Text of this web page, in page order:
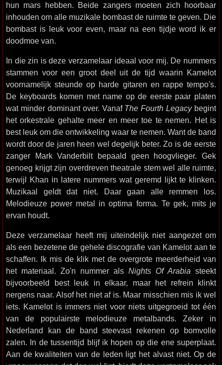
hun mars hebben. Beide zangers moeten zich hoorbaar
inhouden om alle muzikale bombast de ruimte te geven. Die
bombast is leuk voor even, maar na een tijdje word ik er
doodmoe van.
In die zin is deze verzamelaar ideaal voor mij. De nummers
stammen voor een groot deel uit de tijd waarin Kamelot
voornamelijk steunde op harde gitaren en rappe tempo's.
De keyboards komen met name op de eerste paar platen
wat minder dominant over. Vanaf The Fourth Legacybegint
het orkestrale gehalte meer en meer toe te nemen. Het is
best leuk om die ontwikkeling waar te nemen. Want de band
wordt door de jaren heen wel degelijk beter. Zo is de eerste
zanger Mark Vanderbilt bepaald geen hoogvlieger. Gek
genoeg krijgt zijn overdreven theatrale stem wel alle ruimte,
terwijl Khan in latere nummers wat geremd lijkt te klinken.
Muzikaal geldt dat niet. Daar gaan alle remmen los.
Melodieuze power metal in optima forma. Te gek, mits je
ervan houdt.
Deze verzamelaar heeft mij uiteindelijk niet aangezet om
als een bezetene de gehele discografie van Kamelot aan te
schaffen. Ik mis de klik met de overgrote meerderheid van
het materiaal. Zo'n nummer als Nights Of Arabia steekt
bijvoorbeeld best leuk in elkaar, maar het refrein klinkt
nergens naar. Alsof het niet af is. Maar misschien mis ik wel
iets. Kamelot is immers niet voor niets uitgegroeid tot één
van de populairste melodieuze metalbands. Zeker in
Nederland kan de band steevast rekenen op bomvolle
zalen. In de tussentijd blijf ik hopen op die ene superplaat.
Aan de kwaliteiten van de leden ligt het alvast niet. Op de